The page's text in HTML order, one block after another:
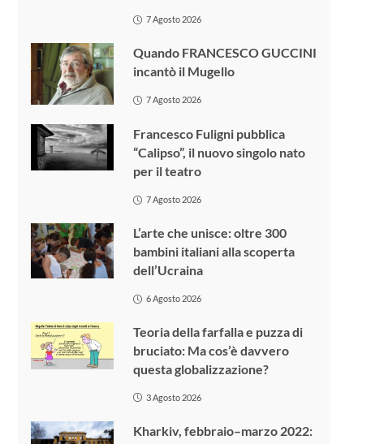
7 Agosto 2026
Quando FRANCESCO GUCCINI
incantò il Mugello
7 Agosto 2026
Francesco Fuligni pubblica
“Calipso”, il nuovo singolo nato
per il teatro
7 Agosto 2026
L’arte che unisce: oltre 300
bambini italiani alla scoperta
dell’Ucraina
6 Agosto 2026
Teoria della farfalla e puzza di
bruciato: Ma cos’è davvero
questa globalizzazione?
3 Agosto 2026
Kharkiv, febbraio–marzo 2022: